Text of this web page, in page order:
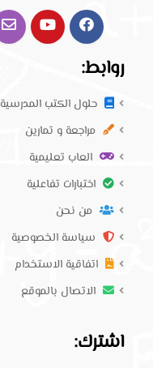
روابط:
حلول الكتب المدرسية
مراجعة و تمارين
العاب تعليمية
اختبارات تفاعلية
من نحن
سياسة الخصوصية
اتفاقية الاستخدام
الاتصال بالموقع
اشترك: